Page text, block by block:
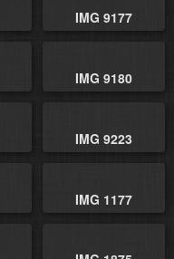
IMG 9177
IMG 9180
IMG 9223
IMG 1177